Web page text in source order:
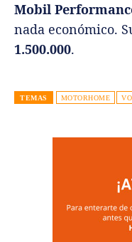
Mobil
nada económico.
1.500.000.
TEMAS MOTORHOME